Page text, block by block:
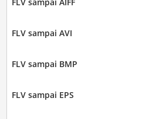
FLV sampai AVI
FLV sampai BMP
FLV sampai EPS